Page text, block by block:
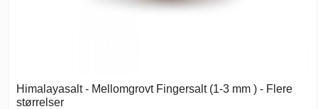
Himalayasalt - Mellomgrovt Fingersalt (1-3 mm ) - Flere
størrelser